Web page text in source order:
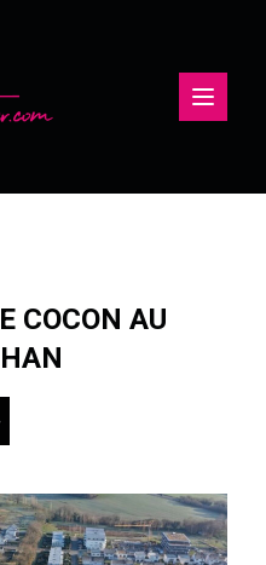
COCON AU